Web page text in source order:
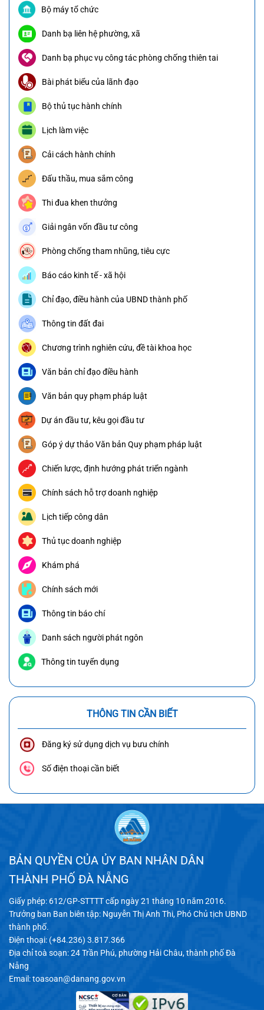
Bộ máy tổ chức
Danh bạ liên hệ phường, xã
Danh bạ phục vụ công tác phòng chống thiên tai
Bài phát biểu của lãnh đạo
Bộ thủ tục hành chính
Lịch làm việc
Cải cách hành chính
Đấu thầu, mua sắm công
Thi đua khen thưởng
Giải ngân vốn đầu tư công
Phòng chống tham nhũng, tiêu cực
Báo cáo kinh tế - xã hội
Chỉ đạo, điều hành của UBND thành phố
Thông tin đất đai
Chương trình nghiên cứu, đề tài khoa học
Văn bản chỉ đạo điều hành
Văn bản quy phạm pháp luật
Dự án đầu tư, kêu gọi đầu tư
Góp ý dự thảo Văn bản Quy phạm pháp luật
Chiến lược, định hướng phát triển ngành
Chính sách hỗ trợ doanh nghiệp
Lịch tiếp công dân
Thủ tục doanh nghiệp
Khám phá
Chính sách mới
Thông tin báo chí
Danh sách người phát ngôn
Thông tin tuyển dụng
THÔNG TIN CẦN BIẾT
Đăng ký sử dụng dịch vụ bưu chính
Số điện thoại cần biết
BẢN QUYỀN CỦA ỦY BAN NHÂN DÂN
THÀNH PHỐ ĐÀ NẴNG
Giấy phép: 612/GP-STTTT cấp ngày 21 tháng 10 năm 2016.
Trưởng ban Ban biên tập: Nguyễn Thị Anh Thi, Phó Chủ tịch UBND
thành phố.
Điện thoại: (+84.236) 3.817.366
Địa chỉ toà soạn: 24 Trần Phú, phường Hải Châu, thành phố Đà
Nẵng
Email:toasoan@danang.gov.vn